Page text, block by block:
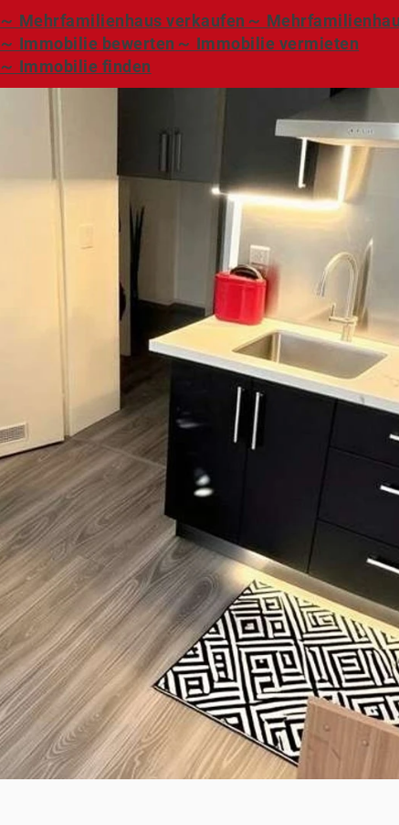
～ Mehrfamilienhaus verkaufen ～
～ Immobilie bewerten ～ Immobilie vermieten
～ Immobilie finden